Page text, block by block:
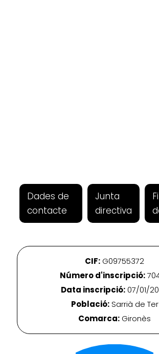
Dades de
contacte
Junta
directiva
CIF: G09755372
Número d'inscripció:
Data inscripció:07/01/
Població:Sarrià de Ter
Comarca: Gironès